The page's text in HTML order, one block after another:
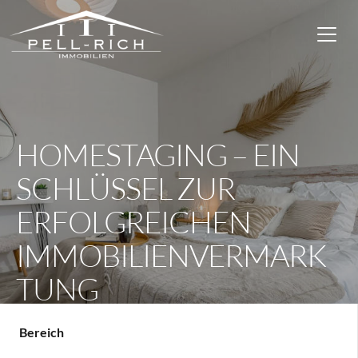
HOMESTAGING – EIN
SCHLÜSSEL ZUR
ERFOLGREICHEN
IMMOBILIENVERMARK
TUNG
Bereich